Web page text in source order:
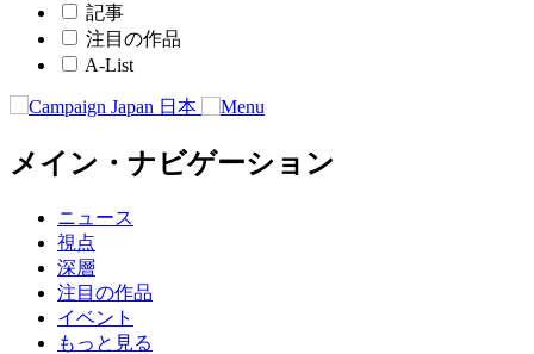
記事
注目の作品
A-List
メイン・ナビゲーション
ニュース
視点
深層
注目の作品
イベント
もっと見る